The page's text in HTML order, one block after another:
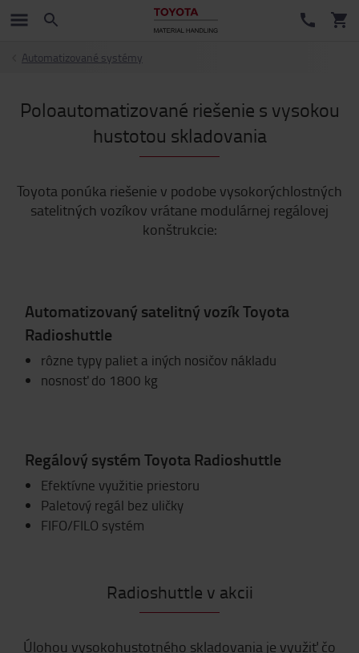
Automatizované systémy
Poloautomatizované riešenie s vysokou
hustotou skladovania
Toyota ponúka riešenie v podobe vysokorýchlostných
satelitných vozíkov vrátane modulárnej regálovej
konštrukcie:
Automatizovaný satelitný vozík Toyota
Radioshuttle
rôzne typy paliet a iných nosičov nákladu
nosnosť do 1800 kg
Regálový systém Toyota Radioshuttle
Efektívne využitie priestoru
Paletový regál bez uličky
FIFO/FILO systém
Radioshuttle v akcii
Úlohou vysokohustotného skladovania je využiť čo